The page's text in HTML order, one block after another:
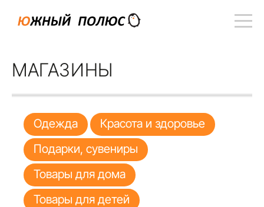
МАГАЗИНЫ
Одежда
Красота и здоровье
Подарки, сувениры
Товары для дома
Товары для детей